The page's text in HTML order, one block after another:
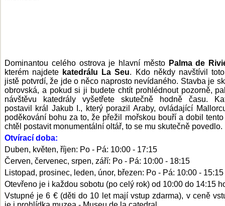
Dominantou celého ostrova je hlavní město Palma de
kterém najdete katedrálu La Seu. Kdo někdy navštívil
jistě potvrdí, že jde o něco naprosto nevídaného. Stavba je
obrovská, a pokud si ji budete chtít prohlédnout pozorně,
návštěvu katedrály vyšetřete skutečně hodně času.
postavil král Jakub I., který porazil Araby, ovládající
poděkování bohu za to, že přežil mořskou bouří a dobil tento
chtěl postavit monumentální oltář, to se mu skutečně povedlo.
Otvírací doba:
Duben, květen, říjen: Po - Pá: 10:00 - 17:15
Červen, červenec, srpen, září: Po - Pá: 10:00 - 18:15
Listopad, prosinec, leden, únor, březen: Po - Pá: 10:00 - 15:15
Otevřeno je i každou sobotu (po celý rok) od 10:00 do 14:15
Vstupné je 6 € (děti do 10 let mají vstup zdarma), v ceně